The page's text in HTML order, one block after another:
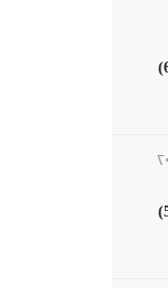
رسائل إلى صديق هناك (6)
رسائل إلى صديق هناك (5)